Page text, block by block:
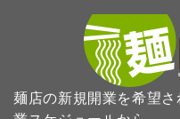
麺店の新規開業を希望